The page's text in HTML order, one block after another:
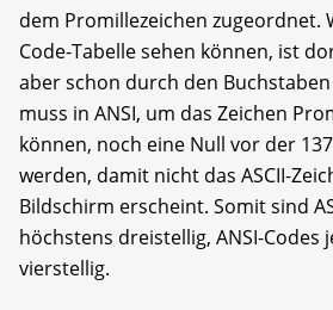
dem Promillezeichen zugeordnet.
Code-Tabelle sehen können, ist
aber schon durch den Buchstaben
muss in ANSI, um das Zeichen
können, noch eine Null vor der
werden, damit nicht das ASCII-
Bildschirm erscheint. Somit sind
höchstens dreistellig, ANSI-Codes
vierstellig.